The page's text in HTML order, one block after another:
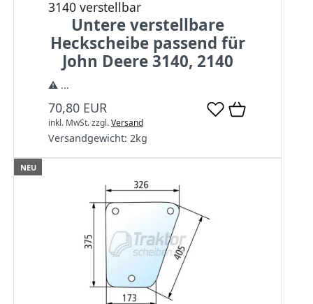
3140 verstellbar
Untere verstellbare
Heckscheibe passend für
John Deere 3140, 2140
⚠️ ...
70,80 EUR
inkl. MwSt.zzgl.Versand
Versandgewicht: 2kg
NEU